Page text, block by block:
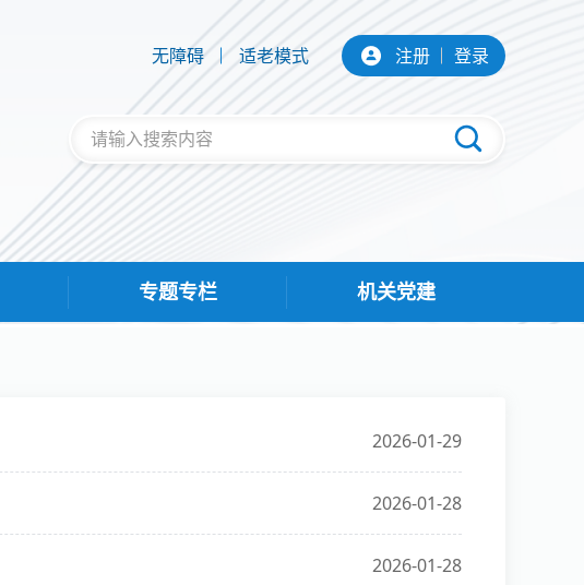
无障碍 适老模式 注册 登录
专题专栏 机关党建
2026-01-29
2026-01-28
2026-01-28